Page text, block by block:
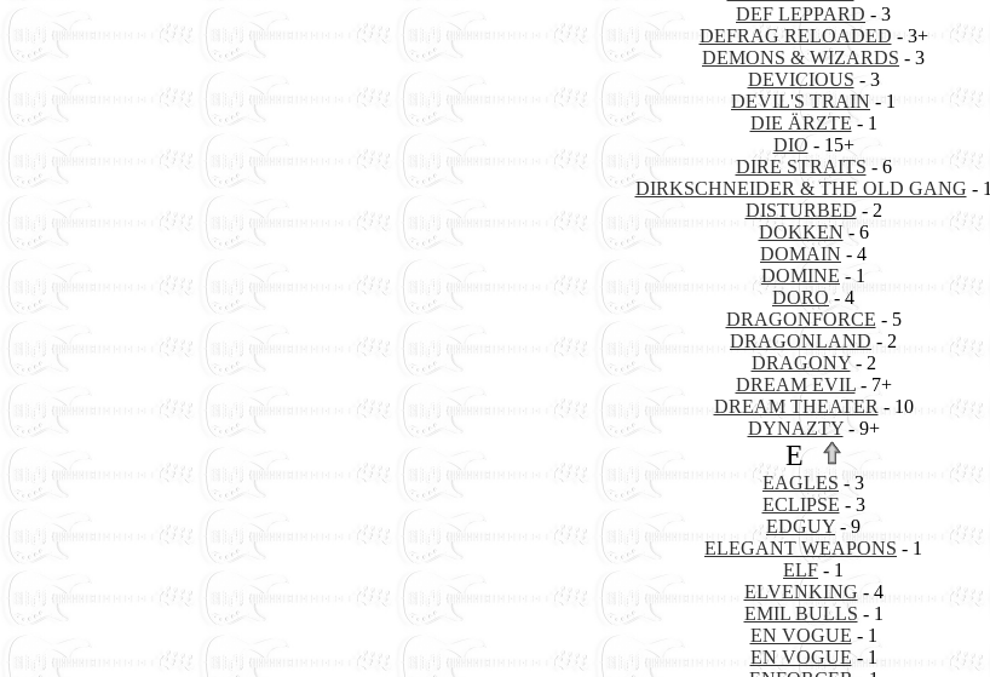
DEF LEPPARD - 3
DEFRAG RELOADED - 3+
DEMONS & WIZARDS - 3
DEVICIOUS - 3
DEVIL'S TRAIN- 1
DIE ÄRZTE - 1
DIO - 15+
DIRE STRAITS - 6
DIRKSCHNEIDER & THE OLD GANG - 1
DISTURBED - 2
DOKKEN- 6
DOMAIN - 4
DOMINE - 1
DORO- 4
DRAGONFORCE - 5
DRAGONLAND - 2
DRAGONY- 2
DREAM EVIL- 7+
DREAM THEATER - 10
DYNAZTY- 9+
E
EAGLES - 3
ECLIPSE - 3
EDGUY - 9
ELEGANT WEAPONS - 1
ELF - 1
ELVENKING - 4
EMIL BULLS - 1
EN VOGUE - 1
EN VOGUE- 1